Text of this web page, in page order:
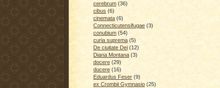
cerebrum (36)
cibus (6)
cinemata (6)
Connecticutensifugae (3)
conubium (54)
curia suprema (5)
De ciuitate Dei (12)
Diana Montana (3)
docere (29)
ducere (16)
Eduardus Feser (9)
ex Crombii Gymnasio (25)